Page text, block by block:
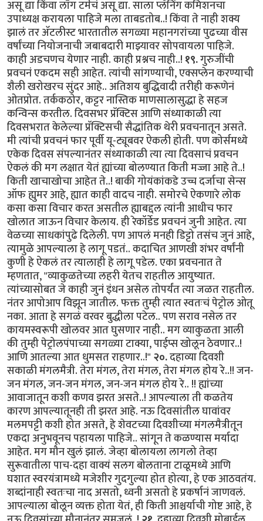
असू द्या किंवा लॉंग टर्मचं असू द्या. साला प्लॅनिंग कमिशनचा
उपाध्यक्ष करायला पाहिजे मला ताबडतोब..! किंवा ते नाही शक्य
झालं तर ॲटलीस्ट भारतातील सगळ्या महानगरांच्या पुढच्या वीस
वर्षांच्या नियोजनाची जबाबदारी माझ्यावर सोपवायला पाहिजे.
काही अडचणच येणार नाही. काही प्रश्नच नाही..!१९.गुरुजींची
प्रवचनं एकदम सही आहेत. त्यांची सांगण्याची, एक्सप्लेन करण्याची
शैली खरोखरच सुंदर आहे.. अतिशय बुद्धिवादी तरीही करूणेनं
ओतप्रोत. तर्ककठोर, कट्टर नास्तिक माणसालासुद्धा हे सहज
कन्विन्स करतील. दिवसभर प्रॅक्टिस आणि संध्याकाळी त्या
दिवसभरात केलेल्या प्रॅक्टिसची सैद्धांतिक थेरी प्रवचनातून असते.
मी त्यांची प्रवचनं फार पूर्वी यू-ट्यूबवर ऐकली होती. पण कोर्समध्ये
एकेक दिवस संपल्यानंतर संध्याकाळी त्या त्या दिवसाचं प्रवचन
ऐकलं की मग लक्षात येतं ह्यांच्या बोलण्यात किती मज्जा आहे ते..!
किती खाचाखोचा आहेत ते..! बाकी गोयंकांकडे उच्च दर्जाचा सेन्स
ऑफ ह्युमर आहे, ह्यात काही वादच नाही. समोरचे ऐकणारे लोक
कसा कसा विचार करत असतील ह्याबद्दल त्यांनी आधीच फार
खोलात जाऊन विचार केलाय. ही रेकॉर्डेड प्रवचनं जुनी आहेत. त्या
वेळच्या साधकांपुढे दिलेली. पण आपलं मनही डिट्टो तसंच जुनं आहे,
त्यामुळे आपल्याला हे लागू पडतं.. कदाचित आणखी शंभर वर्षांनी
कुणी हे ऐकलं तर त्यालाही हे लागू पडेल. एका प्रवचनात ते
म्हणतात, "व्याकुळतेच्या लहरी येतच राहतील आयुष्यात.
त्यांच्यासोबत जे काही जुनं इंधन असेल तोपर्यंत त्या जळत राहतील.
नंतर आपोआप विझून जातील. फक्त तुम्ही त्यात स्वतःचं पेट्रोल ओतू
नका. आता हे सगळं वरवर बुद्धीला पटेल.. पण सराव नसेल तर
कायमस्वरूपी खोलवर आत घुसणार नाही.. मग व्याकुळता आली
की तुम्ही पेट्रोलपंपाच्या सगळ्या टाक्या, पाईप्स खोलून ठेवणार..!
आणि आतल्या आत धुमसत राहणार..!"२०.दहाव्या दिवशी
सकाळी मंगलमैत्री. तेरा मंगल, तेरा मंगल, तेरा मंगल होय रे..!! जन-
जन मंगल, जन-जन मंगल, जन-जन मंगल होय रे.. !! ह्यांच्या
आवाजातून कशी कणव झरत असते..! आपल्याला ती कळतेय
कारण आपल्यातूनही ती झरत आहे. नऊ दिवसांतील घावांवर
मलमपट्टी कशी होत असते, हे शेवटच्या दिवशीच्या मंगलमैत्रीतून
एकदा अनुभवूनच पहायला पाहिजे.. सांगून ते कळण्यास मर्यादा
आहेत. मग मौन खुलं झालं. जेव्हा बोलायला लागलो तेव्हा
सुरूवातीला पाच-दहा वाक्यं सलग बोलताना टाळूमध्ये आणि
घशात स्वरयंत्रामध्ये मजेशीर गुदगुल्या होत होत्या, हे एक आठवतंय.
शब्दांनाही स्वतःचा नाद असतो, ध्वनी असतो हे प्रकर्षानं जाणवलं.
आपल्याला बोलून व्यक्त होता येतं, ही किती आश्चर्याची गोष्ट आहे, हे